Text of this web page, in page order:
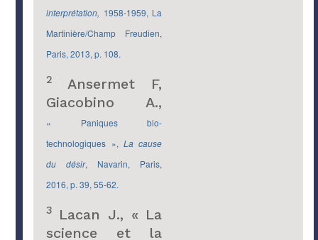
interprétation, 1958-1959, La
Martinière/Champ Freudien,
Paris, 2013, p. 108.
2 Ansermet F,
Giacobino A.,
« Paniques bio-
technologiques »,La cause
du désir, Navarin, Paris,
2016, p. 39, 55-62.
3
Lacan J., « La
science et la